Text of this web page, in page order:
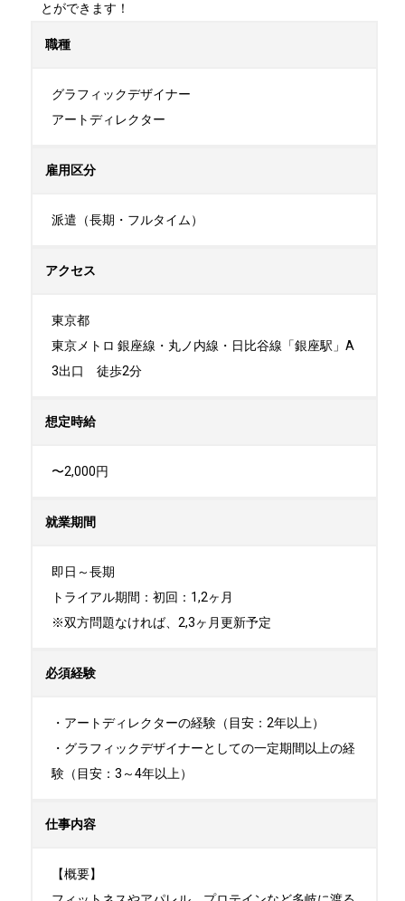
とができます！
職種
グラフィックデザイナー
アートディレクター
雇用区分
派遣（長期・フルタイム）
アクセス
東京都
東京メトロ 銀座線・丸ノ内線・日比谷線「銀座駅」A
3出口　徒歩2分
想定時給
〜2,000円
就業期間
即日～長期
トライアル期間：初回：1,2ヶ月
※双方問題なければ、2,3ヶ月更新予定
必須経験
・アートディレクターの経験（目安：2年以上）
・グラフィックデザイナーとしての一定期間以上の経
験（目安：3～4年以上）
仕事内容
【概要】